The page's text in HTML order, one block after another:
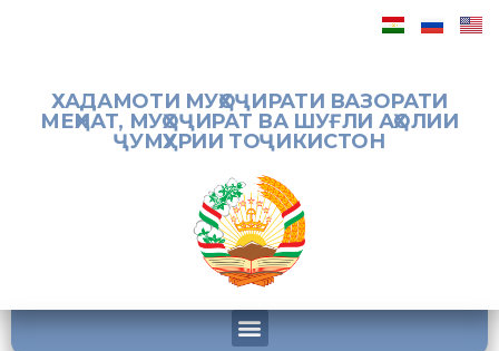
ХАДАМОТИ МУҲОҶИРАТИ ВАЗОРАТИ
МЕҲНАТ, МУҲОҶИРАТ ВА ШУҒЛИ АҲОЛИИ
ҶУМҲУРИИ ТОҶИКИСТОН